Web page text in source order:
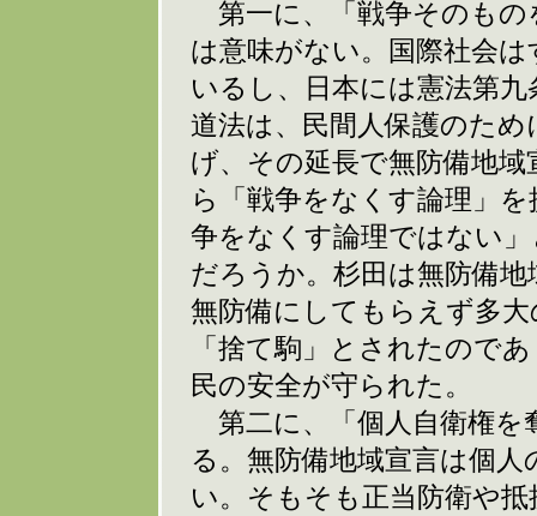
第一に、「戦争そのもの
は意味がない。国際社会
いるし、日本には憲法第
道法は、民間人保護のた
げ、その延長で無防備地
ら「戦争をなくす論理」
争をなくす論理ではない
だろうか。杉田は無防備
無防備にしてもらえず多
「捨て駒」とされたので
民の安全が守られた。
第二に、「個人自衛権を
る。無防備地域宣言は個
い。そもそも正当防衛や